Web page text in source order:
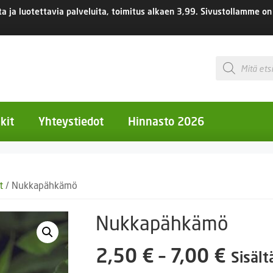
ja luotettavia palveluita, toimitus alkaen 3,99. Sivustollamme
Products
search
kukat
kukat
Ruukut
Yhteystiedot Hinnasto 2026
/ Nukkapähkämö
Nukkapähkämö
2,50 € – 7,00 €